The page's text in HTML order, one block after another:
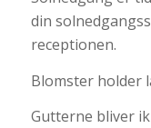
din
receptionen.
Blomster holder
Gutterne bliver